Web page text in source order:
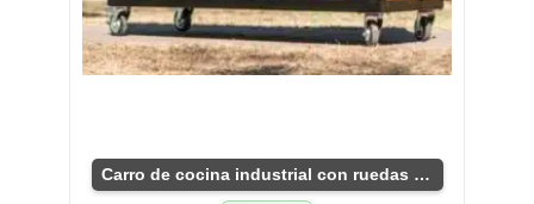
Carro de cocina industrial con ruedas y estantes